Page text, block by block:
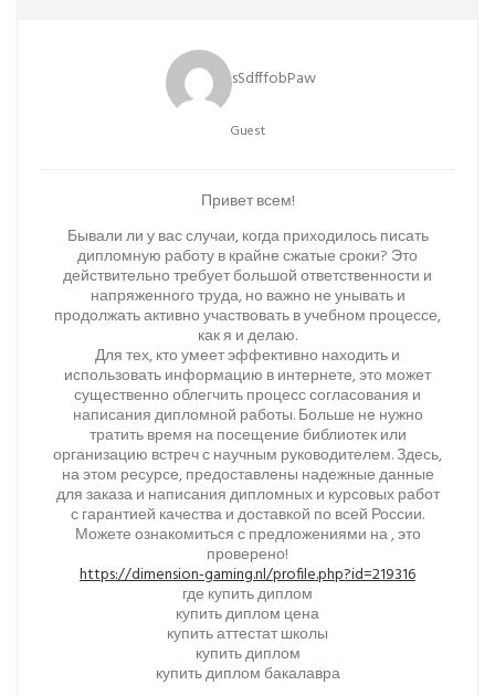
sSdfffobPaw
Guest
Привет всем!
Бывали ли у вас случаи, когда приходилось писать
дипломную работу в крайне сжатые сроки? Это
действительно требует большой ответственности и
напряженного труда, но важно не унывать и
продолжать активно участвовать в учебном процессе,
как я и делаю.
Для тех, кто умеет эффективно находить и
использовать информацию в интернете, это может
существенно облегчить процесс согласования и
написания дипломной работы. Больше не нужно
тратить время на посещение библиотек или
организацию встреч с научным руководителем. Здесь,
на этом ресурсе, предоставлены надежные данные
для заказа и написания дипломных и курсовых работ
с гарантией качества и доставкой по всей России.
Можете ознакомиться с предложениями на , это
проверено!
https://dimension-gaming.nl/profile.php?id=219316
где купить диплом
купить диплом цена
купить аттестат школы
купить диплом
купить диплом бакалавра